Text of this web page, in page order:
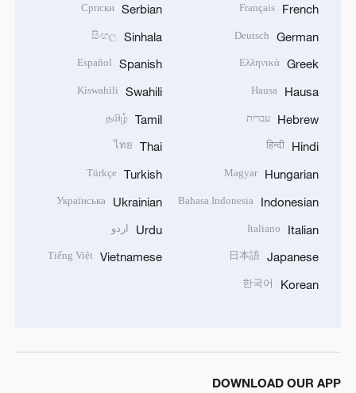
French
Français
German
Deutsch
Greek
Ελληνικά
Hausa
Hausa
Hebrew עברית
Hindi
हिन्दी
Hungarian
Magyar
Indonesian
Bahasa Indonesia
Italian
Italiano
Japanese
日本語
Korean
한국어
Serbian
Српски
Sinhala
සිංහල
Spanish
Español
Swahili
Kiswahili
Tamil
தமிழ்
Thai
ไทย
Turkish
Türkçe
Ukrainian
Українська
Urdu اردو
Vietnamese
Tiếng Việt
DOWNLOAD OUR APP